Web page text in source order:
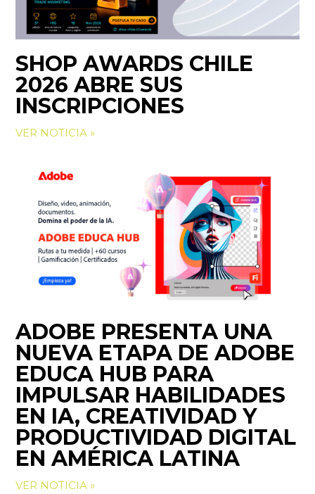
SHOP AWARDS CHILE
2026 ABRE SUS
INSCRIPCIONES
VER NOTICIA »
ADOBE PRESENTA UNA
NUEVA ETAPA DE ADOBE
EDUCA HUB PARA
IMPULSAR HABILIDADES
EN IA, CREATIVIDAD Y
PRODUCTIVIDAD DIGITAL
EN AMÉRICA LATINA
VER NOTICIA »